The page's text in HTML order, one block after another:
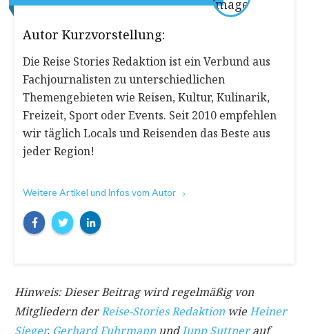
Autor Kurzvorstellung:
Die Reise Stories Redaktion ist ein Verbund aus
Fachjournalisten zu unterschiedlichen
Themengebieten wie Reisen, Kultur, Kulinarik,
Freizeit, Sport oder Events. Seit 2010 empfehlen
wir täglich Locals und Reisenden das Beste aus
jeder Region!
Weitere Artikel und Infos vom Autor
Hinweis: Dieser Beitrag wird regelmäßig von
Mitgliedern derReise-Stories Redaktion wieHeiner
Sieger, Gerhard Fuhrmann und Jupp Suttnerauf